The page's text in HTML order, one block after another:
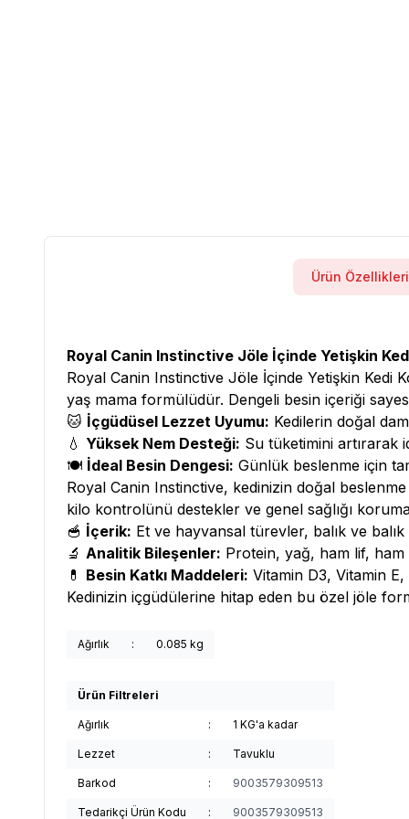
Ürün Özellikleri
Royal Canin Instinctive Jöle İçinde Yetişkin
Royal Canin Instinctive Jöle İçinde Yetişkin Kedi
yaş mama formülüdür. Dengeli besin içeriği
🐱 İçgüdüsel Lezzet Uyumu: Kedilerin doğal
💧 Yüksek Nem Desteği: Su tüketimini artırarak
🍽️ İdeal Besin Dengesi: Günlük beslenme için
Royal Canin Instinctive, kedinizin doğal
kilo kontrolünü destekler ve genel sağlığı
🥣 İçerik: Et ve hayvansal türevler, balık ve
🔬 Analitik Bileşenler: Protein, yağ, ham lif,
💊 Besin Katkı Maddeleri: Vitamin D3, Vitamin
Kedinizin içgüdülerine hitap eden bu özel jöle
Ağırlık : 0.085 kg
Ürün Filtreleri
Ağırlık : 1 KG'a kadar
Lezzet : Tavuklu
Barkod : 9003579309513
Tedarikçi Ürün Kodu : 9003579309513